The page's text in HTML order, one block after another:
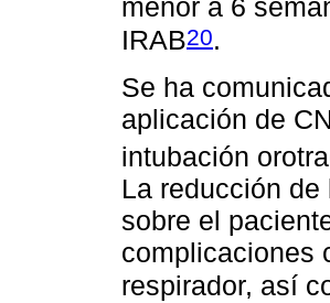
menor a 6
IRAB20.
Se ha
aplicación de
intubación
La reducción
sobre el
complicaciones
respirador, así